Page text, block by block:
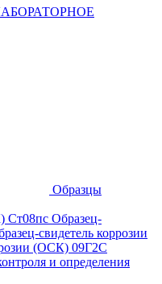
Образцы
Ст08пс Образец-
свидетель коррозии
(ОСК) 09Г2С
и определения